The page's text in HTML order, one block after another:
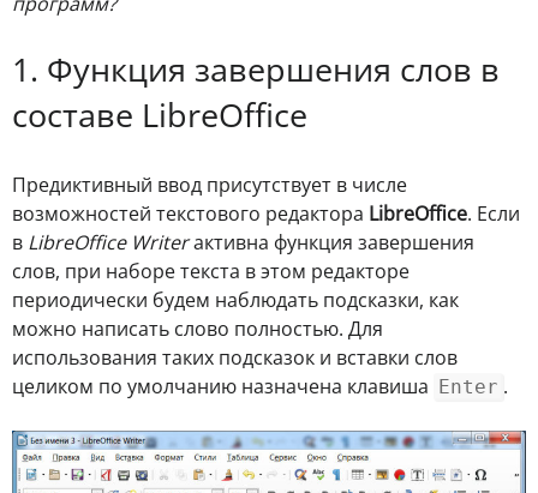
1. Функция завершения слов в
составе LibreOffice
Предиктивный ввод присутствует в числе
возможностей текстового редактора LibreOffice. Если
в LibreOffice Writerактивна функция завершения
слов, при наборе текста в этом редакторе
периодически будем наблюдать подсказки, как
можно написать слово полностью. Для
использования таких подсказок и вставки слов
целиком по умолчанию назначена клавиша Enter .